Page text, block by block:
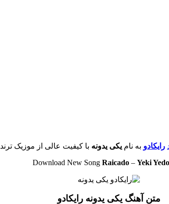
رایکادو به نام یکی یدونه با کیفیت عالی از موزیک ترند
Download New Song Raicado– Yeki
متن آهنگ یکی یدونه رایکادو